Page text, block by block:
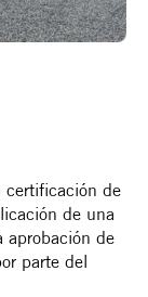
certificación de
de una
aprobación de
parte del